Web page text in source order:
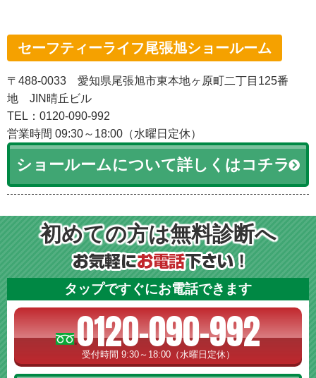
セーフティーライフ尾張旭ショールーム
〒488-0033 愛知県尾張旭市東本地ヶ原町二丁目125番
地 JIN晴丘ビル
TEL：0120-090-992
営業時間 09:30～18:00（水曜日定休）
ショールームについて詳しくはコチラ
初めての方は無料診断へ
タップですぐにお電話できます
0120-090-992
受付時間 9:30～18:00（水曜日定休）